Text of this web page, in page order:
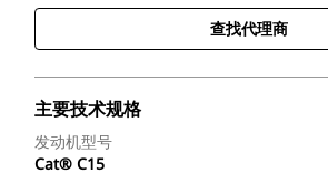
查找代理商
主要技术规格
发动机型号
Cat® C15